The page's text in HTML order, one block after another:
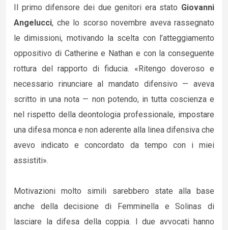
Il primo difensore dei due genitori era stato Giovanni
Angelucci, che lo scorso novembre aveva rassegnato
le dimissioni, motivando la scelta con l’atteggiamento
oppositivo di Catherine e Nathan e con la conseguente
rottura del rapporto di fiducia. «Ritengo doveroso e
necessario rinunciare al mandato difensivo — aveva
scritto in una nota — non potendo, in tutta coscienza e
nel rispetto della deontologia professionale, impostare
una difesa monca e non aderente alla linea difensiva che
avevo indicato e concordato da tempo con i miei
assistiti».
Motivazioni molto simili sarebbero state alla base
anche della decisione di Femminella e Solinas di
lasciare la difesa della coppia. I due avvocati hanno